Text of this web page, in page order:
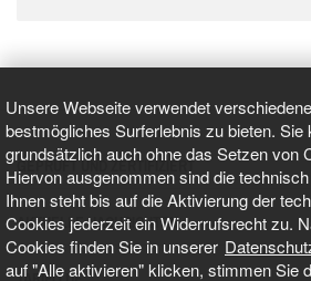
Unsere Webseite verwendet
bestmögliches Surferlebnis zu bieten.
grundsätzlich auch ohne das Setzen von
Hiervon ausgenommen sind die
Ihnen steht bis auf die Aktivierung der
Cookies jederzeit ein Widerrufsrecht zu.
Cookies finden Sie in unserer
auf "Alle aktivieren" klicken, stimmen Sie
GEPRÜFT UND ZERTIFIZIERT
AKTUELLE NACHRICHTEN